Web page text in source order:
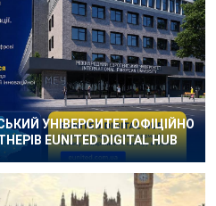
УНІВЕРСИТЕТ ОФІЦІЙНО
EUNITED DIGITAL HUB